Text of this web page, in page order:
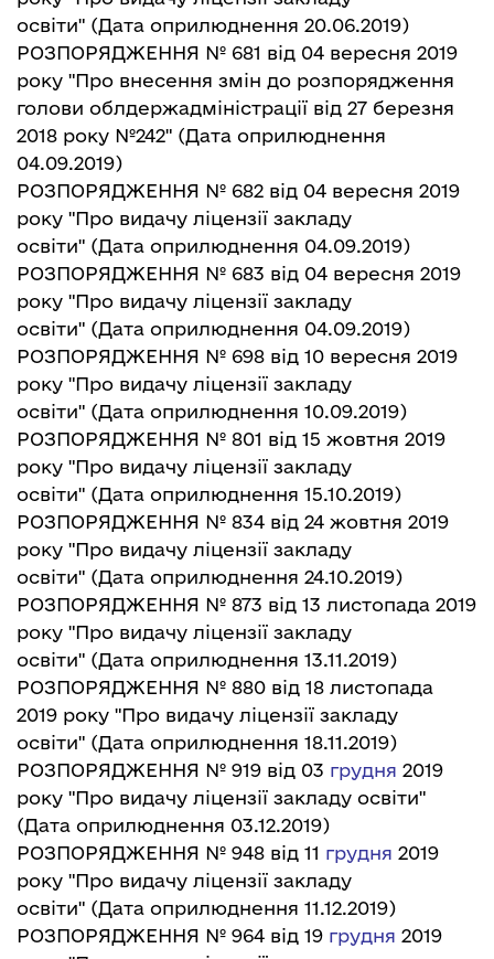
освіти" (Дата оприлюднення 20.06.2019)
РОЗПОРЯДЖЕННЯ № 681 від 04 вересня 2019
року "Про внесення змін до розпорядження
голови облдержадміністрації від 27 березня
2018 року №242" (Дата оприлюднення
04.09.2019)
РОЗПОРЯДЖЕННЯ № 682 від 04 вересня 2019
року "Про видачу ліцензії закладу
освіти" (Дата оприлюднення 04.09.2019)
РОЗПОРЯДЖЕННЯ № 683 від 04 вересня 2019
року "Про видачу ліцензії закладу
освіти" (Дата оприлюднення 04.09.2019)
РОЗПОРЯДЖЕННЯ № 698 від 10 вересня 2019
року "Про видачу ліцензії закладу
освіти" (Дата оприлюднення 10.09.2019)
РОЗПОРЯДЖЕННЯ № 801 від 15 жовтня 2019
року "Про видачу ліцензії закладу
освіти" (Дата оприлюднення 15.10.2019)
РОЗПОРЯДЖЕННЯ № 834 від 24 жовтня 2019
року "Про видачу ліцензії закладу
освіти" (Дата оприлюднення 24.10.2019)
РОЗПОРЯДЖЕННЯ № 873 від 13 листопада 2019
року "Про видачу ліцензії закладу
освіти" (Дата оприлюднення 13.11.2019)
РОЗПОРЯДЖЕННЯ № 880 від 18 листопада
2019 року "Про видачу ліцензії закладу
освіти" (Дата оприлюднення 18.11.2019)
РОЗПОРЯДЖЕННЯ № 919 від 03 грудня 2019
року "Про видачу ліцензії закладу освіти"
(Дата оприлюднення 03.12.2019)
РОЗПОРЯДЖЕННЯ № 948 від 11 грудня 2019
року "Про видачу ліцензії закладу
освіти" (Дата оприлюднення 11.12.2019)
РОЗПОРЯДЖЕННЯ № 964 від 19 грудня 2019